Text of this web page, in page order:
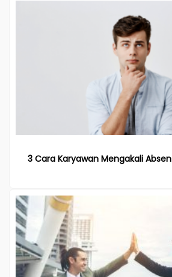
3 Cara Karyawan Mengakali Absen